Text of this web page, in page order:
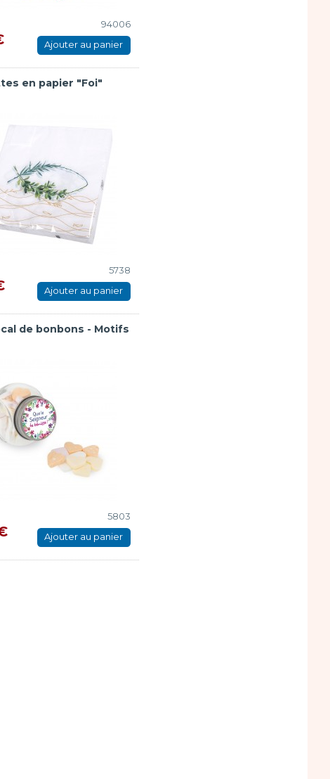
94006
Ajouter au panier
en papier "Foi"
5738
Ajouter au panier
de bonbons - Motifs
5803
Ajouter au panier